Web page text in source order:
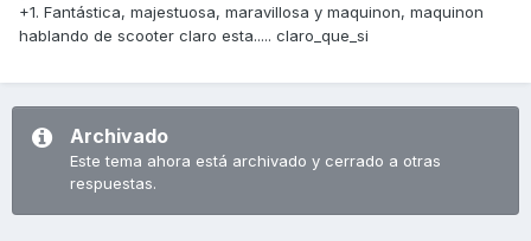
+1. Fantástica, majestuosa, maravillosa y maquinon, maquinon
hablando de scooter claro esta..... claro_que_si
Archivado
Este tema ahora está archivado y cerrado a otras
respuestas.